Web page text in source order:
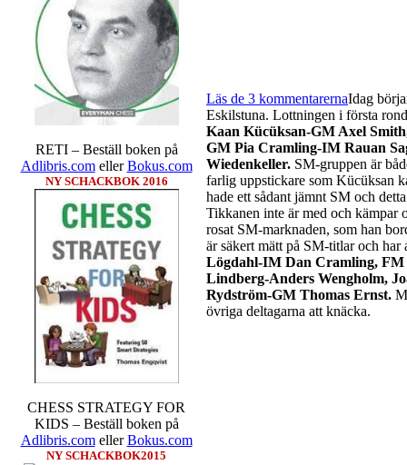
RETI – Beställ boken på
Adlibris.comellerBokus.com
NY SCHACKBOK 2016
CHESS STRATEGY FOR
KIDS – Beställ boken på
Adlibris.comellerBokus.com
NY SCHACKBOK2015
Läs de 3 kommentarernaIdag
Eskilstuna. Lottningen i första
Kaan Kücüksan-GM Axel
GM Pia Cramling-IM Rauan
Wiedenkeller. SM-gruppen är
farlig uppstickare som Kücüksan
hade ett sådant jämnt SM och
Tikkanen inte är med och kämpar
rosat SM-marknaden, som han
är säkert mätt på SM-titlar och
Lögdahl-IM Dan Cramling,
Lindberg-Anders Wengholm,
Rydström-GM Thomas Ernst.
övriga deltagarna att knäcka.